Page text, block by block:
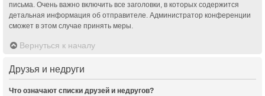
письма. Очень важно включить все заголовки, в которых содержится
детальная информация об отправителе. Администратор конференции
сможет в этом случае принять меры.
Вернуться к началу
Друзья и недруги
Что означают списки друзей и недругов?